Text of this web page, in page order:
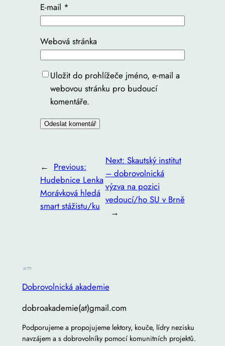
E-mail *
Webová stránka
Uložit do prohlížeče jméno, e-mail a
webovou stránku pro budoucí
komentáře.
← Previous:
Hudebnice Lenka
Morávková hledá
smart stážistu/ku
Next: Skautský institut
– dobrovolnická
výzva na pozici
vedoucí/ho SU v Brně
→
Dobrovolnická akademie
dobroakademie(at)gmail.com
Podporujeme a propojujeme lektory, kouče, lídry nezisku
navzájem a s dobrovolníky pomocí komunitních projektů.